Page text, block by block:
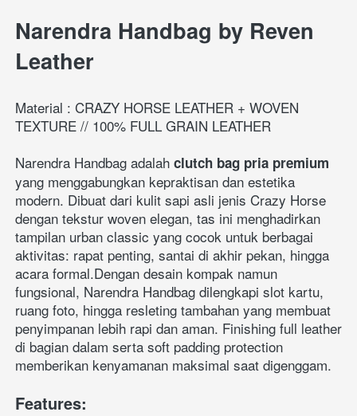
Narendra Handbag by Reven
Leather
Material : CRAZY HORSE LEATHER + WOVEN
TEXTURE // 100% FULL GRAIN LEATHER
Narendra Handbag adalah clutch bag pria premium
yang menggabungkan kepraktisan dan estetika
modern. Dibuat dari kulit sapi asli jenis Crazy Horse
dengan tekstur woven elegan, tas ini menghadirkan
tampilan urban classic yang cocok untuk berbagai
aktivitas: rapat penting, santai di akhir pekan, hingga
acara formal.Dengan desain kompak namun
fungsional, Narendra Handbag dilengkapi slot kartu,
ruang foto, hingga resleting tambahan yang membuat
penyimpanan lebih rapi dan aman. Finishing full leather
di bagian dalam serta soft padding protection
memberikan kenyamanan maksimal saat digenggam.
Features: